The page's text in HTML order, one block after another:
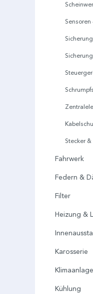
Sensoren
Stecker
Fahrwerk
Federn &
Filter
Heizung &
Karosserie
Klimaanlage
Kühlung